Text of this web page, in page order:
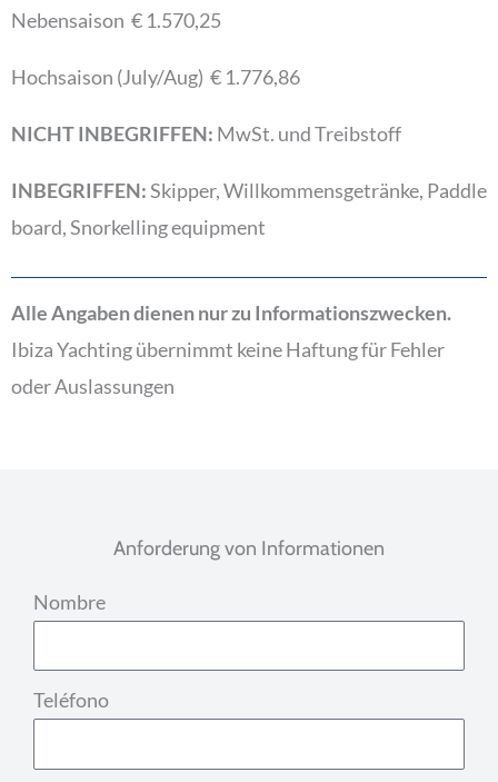
Nebensaison € 1.570,25
Hochsaison (July/Aug) € 1.776,86
NICHT INBEGRIFFEN: MwSt. und Treibstoff
INBEGRIFFEN:Skipper, Willkommensgetränke, Paddle
board, Snorkelling equipment
Alle Angaben dienen nur zu Informationszwecken.
Ibiza Yachting übernimmt keine Haftung für Fehler
oder Auslassungen
Anforderung von Informationen
Nombre
Teléfono